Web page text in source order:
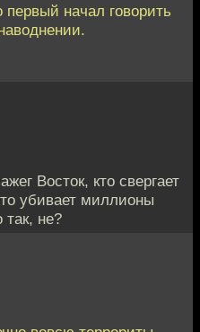
начал говорить
Восток, кто свергает
убивает миллионы
так, не?